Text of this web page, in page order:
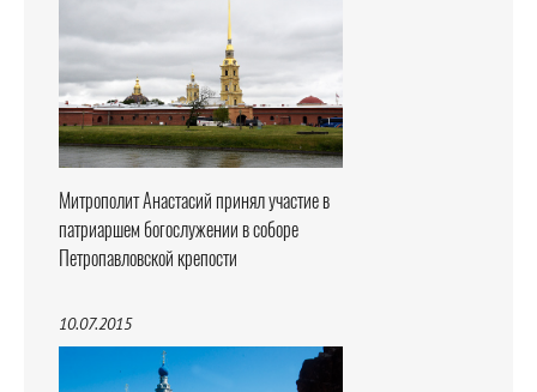
Митрополит Анастасий принял участие в
патриаршем богослужении в соборе
Петропавловской крепости
10.07.2015